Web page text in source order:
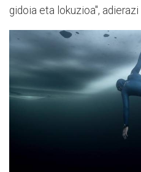
gidoia eta lokuzioa", adierazi